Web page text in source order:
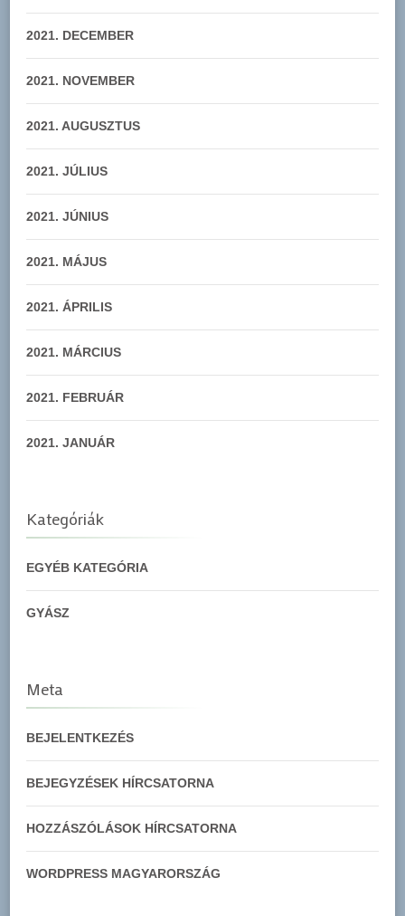
2021. DECEMBER
2021. NOVEMBER
2021. AUGUSZTUS
2021. JÚLIUS
2021. JÚNIUS
2021. MÁJUS
2021. ÁPRILIS
2021. MÁRCIUS
2021. FEBRUÁR
2021. JANUÁR
Kategóriák
EGYÉB KATEGÓRIA
GYÁSZ
Meta
BEJELENTKEZÉS
BEJEGYZÉSEK HÍRCSATORNA
HOZZÁSZÓLÁSOK HÍRCSATORNA
WORDPRESS MAGYARORSZÁG